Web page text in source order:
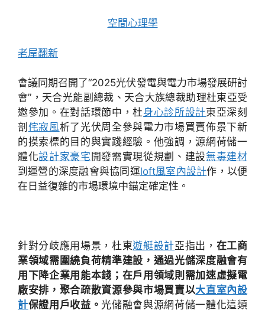
空間心理學
老屋翻新
會議同期召開了“2025光伏發電與電力市場發展研討
會”，天合光能副總裁、天合大族總裁助理杜東亞受
邀參加。在對話環節中，杜身心診所設計東亞深刻
剖 侘寂風析了光伏周全參與電力市場買賣佈景下新
的摸索標的目的與實踐經驗。他強調，源網荷儲一
體化設計家豪宅 開發需實現從規劃、建設無毒建材
到運營的深度融會與協同運loft風室內設計作，以便
在日益復雜的市場環境中錨定確定性。
針對分歧應用場景，杜東遊艇設計亞指出， 在工商
業領域需圍繞負荷精準建設，通過光儲深度融會有
用下降企業用能本錢；在戶用領域則需加速虛擬電
廠安排，聚合疏散資源參與市場買賣以大直室內設
計保證用戶收益。 光儲融會與源網荷儲一體化這類